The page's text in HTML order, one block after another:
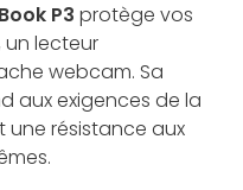
P3 protège vos
un lecteur
webcam. Sa
aux exigences de la
une résistance aux